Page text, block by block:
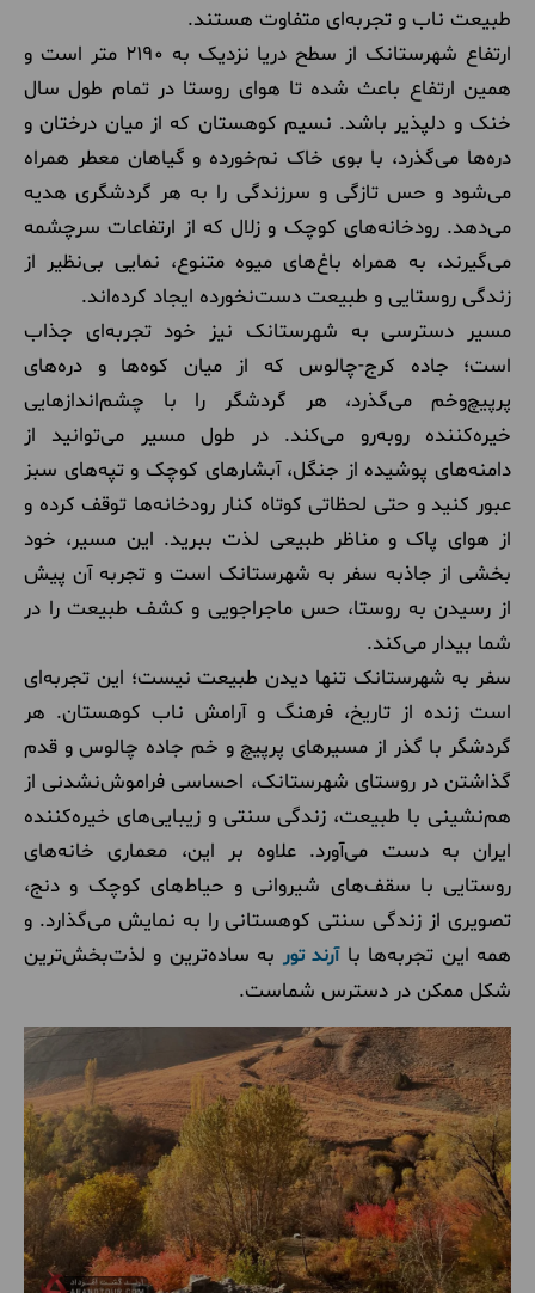
طبیعت ناب و تجربه‌ای متفاوت هستند.
ارتفاع شهرستانک از سطح دریا نزدیک به ۲۱۹۰ متر است و
همین ارتفاع باعث شده تا هوای روستا در تمام طول سال
خنک و دلپذیر باشد. نسیم کوهستان که از میان درختان و
دره‌ها می‌گذرد، با بوی خاک نم‌خورده و گیاهان معطر همراه
می‌شود و حس تازگی و سرزندگی را به هر گردشگری هدیه
می‌دهد. رودخانه‌های کوچک و زلال که از ارتفاعات سرچشمه
می‌گیرند، به همراه باغ‌های میوه متنوع، نمایی بی‌نظیر از
زندگی روستایی و طبیعت دست‌نخورده ایجاد کرده‌اند.
مسیر دسترسی به شهرستانک نیز خود تجربه‌ای جذاب
است؛ جاده کرج-چالوس که از میان کوه‌ها و دره‌های
پرپیچ‌وخم می‌گذرد، هر گردشگر را با چشم‌اندازهایی
خیره‌کننده روبه‌رو می‌کند. در طول مسیر می‌توانید از
دامنه‌های پوشیده از جنگل، آبشارهای کوچک و تپه‌های سبز
عبور کنید و حتی لحظاتی کوتاه کنار رودخانه‌ها توقف کرده و
از هوای پاک و مناظر طبیعی لذت ببرید. این مسیر، خود
بخشی از جاذبه سفر به شهرستانک است و تجربه آن پیش
از رسیدن به روستا، حس ماجراجویی و کشف طبیعت را در
شما بیدار می‌کند.
سفر به شهرستانک تنها دیدن طبیعت نیست؛ این تجربه‌ای
است زنده از تاریخ، فرهنگ و آرامش ناب کوهستان. هر
گردشگر با گذر از مسیرهای پرپیچ و خم جاده چالوس و قدم
گذاشتن در روستای شهرستانک، احساسی فراموش‌نشدنی از
هم‌نشینی با طبیعت، زندگی سنتی و زیبایی‌های خیره‌کننده
ایران به دست می‌آورد. علاوه بر این، معماری خانه‌های
روستایی با سقف‌های شیروانی و حیاط‌های کوچک و دنج،
تصویری از زندگی سنتی کوهستانی را به نمایش می‌گذارد. و
همه این تجربه‌ها باآرند تور به ساده‌ترین و لذت‌بخش‌ترین
شکل ممکن در دسترس شماست.